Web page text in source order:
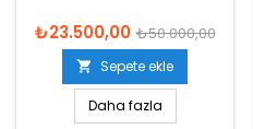
₺23.500,00 ₺50.000,00
 Sepete ekle
Daha fazla